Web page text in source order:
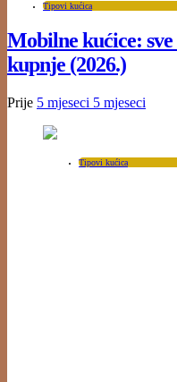
Tipovi kućica
Mobilne kućice:
kupnje (2026.)
Prije 5 mjeseci 5 mjeseci
Tipovi kućica